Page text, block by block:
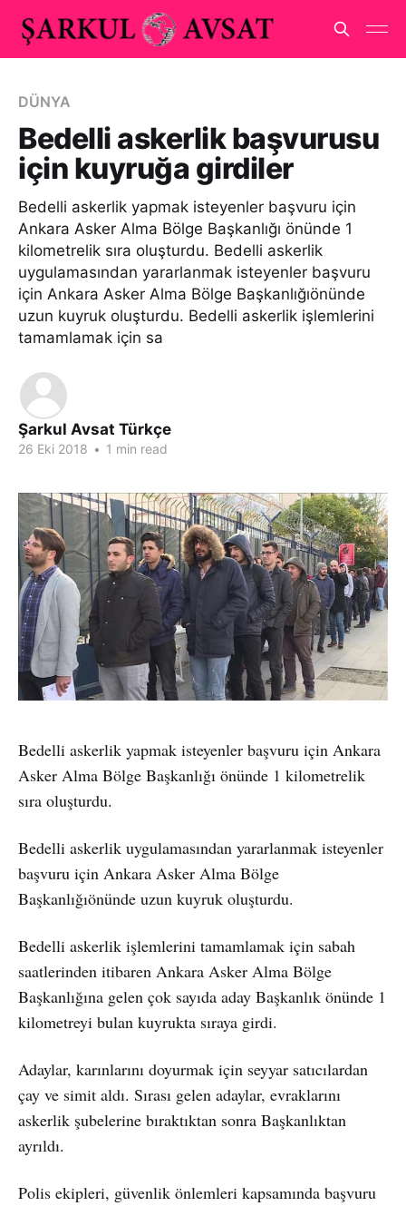
DÜNYA
Bedelli askerlik başvurusu
için kuyruğa girdiler
Bedelli askerlik yapmak isteyenler başvuru için
Ankara Asker Alma Bölge Başkanlığı önünde 1
kilometrelik sıra oluşturdu. Bedelli askerlik
uygulamasından yararlanmak isteyenler başvuru
için Ankara Asker Alma Bölge Başkanlığıönünde
uzun kuyruk oluşturdu. Bedelli askerlik işlemlerini
tamamlamak için sa
Şarkul Avsat Türkçe
26 Eki 2018 • 1 min read
Bedelli askerlik yapmak isteyenler başvuru için Ankara
Asker Alma Bölge Başkanlığı önünde 1 kilometrelik
sıra oluşturdu.
Bedelli askerlik uygulamasından yararlanmak isteyenler
başvuru için Ankara Asker Alma Bölge
Başkanlığıönünde uzun kuyruk oluşturdu.
Bedelli askerlik işlemlerini tamamlamak için sabah
saatlerinden itibaren Ankara Asker Alma Bölge
Başkanlığına gelen çok sayıda aday Başkanlık önünde 1
kilometreyi bulan kuyrukta sıraya girdi.
Adaylar, karınlarını doyurmak için seyyar satıcılardan
çay ve simit aldı. Sırası gelen adaylar, evraklarını
askerlik şubelerine bıraktıktan sonra Başkanlıktan
ayrıldı.
Polis ekipleri, güvenlik önlemleri kapsamında başvuru